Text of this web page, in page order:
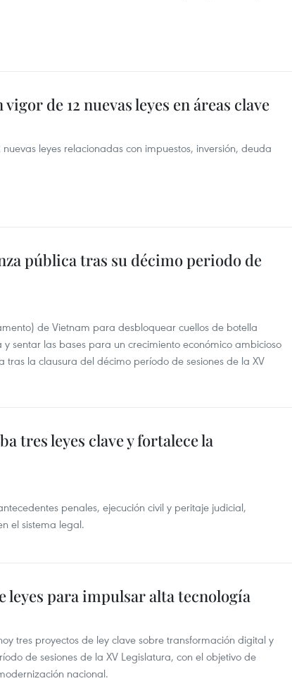
de 12 nuevas leyes en áreas clave
leyes relacionadas con impuestos, inversión, deuda
pública tras su décimo periodo de
de Vietnam para desbloquear cuellos de botella
sentar las bases para un crecimiento económico ambicioso
la clausura del décimo período de sesiones de la XV
tres leyes clave y fortalece la
penales, ejecución civil y peritaje judicial,
el sistema legal.
leyes para impulsar alta tecnología
tres proyectos de ley clave sobre transformación digital y
de sesiones de la XV Legislatura, con el objetivo de
nacional.